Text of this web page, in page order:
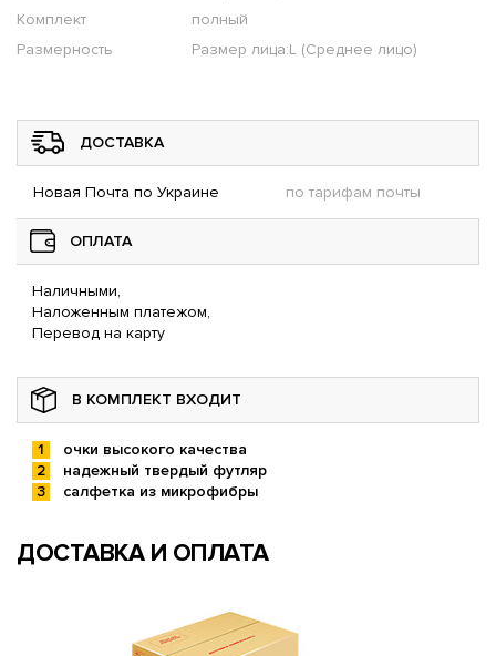
Комплект
полный
Размерность
Размер лица:L (Среднее лицо)
ДОСТАВКА
Новая Почта по Украине по тарифам почты
ОПЛАТА
Наличными,
Наложенным платежом,
Перевод на карту
В КОМПЛЕКТ ВХОДИТ
очки высокого качества
надежный твердый футляр
салфетка из микрофибры
ДОСТАВКА И ОПЛАТА